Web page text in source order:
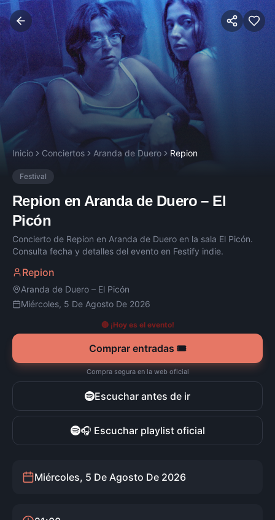
Inicio Conciertos Aranda de Duero Repion
Festival
Repion en Aranda de Duero – El
Picón
Concierto de Repion en Aranda de Duero en la sala El Picón.
Consulta fecha y detalles del evento en Festify indie.
Repion
Aranda de Duero – El Picón
Miércoles, 5 De Agosto De 2026
🔴 ¡Hoy es el evento!
Comprar entradas 🎟️
Compra segura en la web oficial
Escuchar antes de ir
🎧 Escuchar playlist oficial
Miércoles, 5 De Agosto De 2026